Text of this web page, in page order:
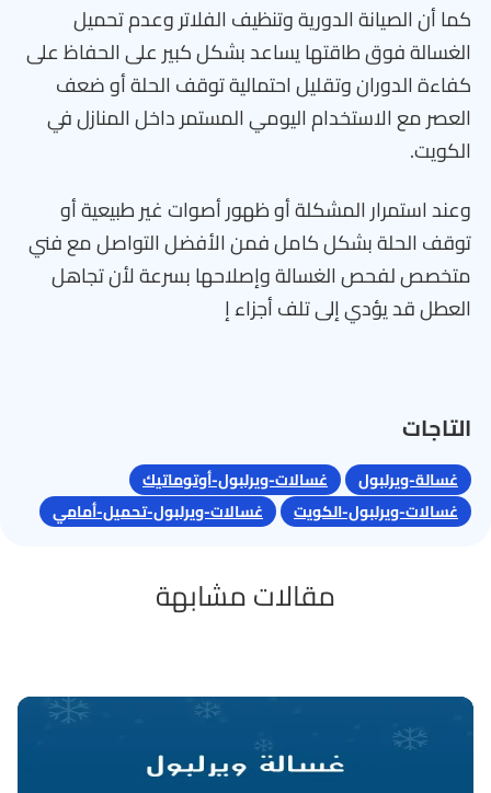
كما أن الصيانة الدورية وتنظيف الفلاتر وعدم تحميل
الغسالة فوق طاقتها يساعد بشكل كبير على الحفاظ على
كفاءة الدوران وتقليل احتمالية توقف الحلة أو ضعف
العصر مع الاستخدام اليومي المستمر داخل المنازل في
الكويت.
وعند استمرار المشكلة أو ظهور أصوات غير طبيعية أو
توقف الحلة بشكل كامل فمن الأفضل التواصل مع فني
متخصص لفحص الغسالة وإصلاحها بسرعة لأن تجاهل
العطل قد يؤدي إلى تلف أجزاء إ
التاجات
غسالة-ويرلبول
غسالات-ويرلبول-أوتوماتيك
غسالات-ويرلبول-الكويت
غسالات-ويرلبول-تحميل-أمامي
مقالات مشابهة